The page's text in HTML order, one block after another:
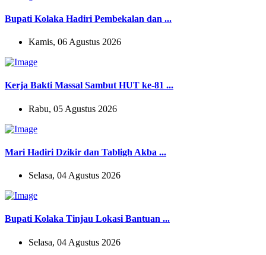
Bupati Kolaka Hadiri Pembekalan dan ...
Kamis, 06 Agustus 2026
Kerja Bakti Massal Sambut HUT ke-81 ...
Rabu, 05 Agustus 2026
Mari Hadiri Dzikir dan Tabligh Akba ...
Selasa, 04 Agustus 2026
Bupati Kolaka Tinjau Lokasi Bantuan ...
Selasa, 04 Agustus 2026